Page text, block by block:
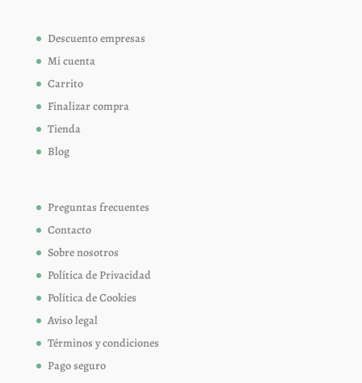
Descuento empresas
Mi cuenta
Carrito
Finalizar compra
Tienda
Blog
Preguntas frecuentes
Contacto
Sobre nosotros
Política de Privacidad
Política de Cookies
Aviso legal
Términos y condiciones
Pago seguro